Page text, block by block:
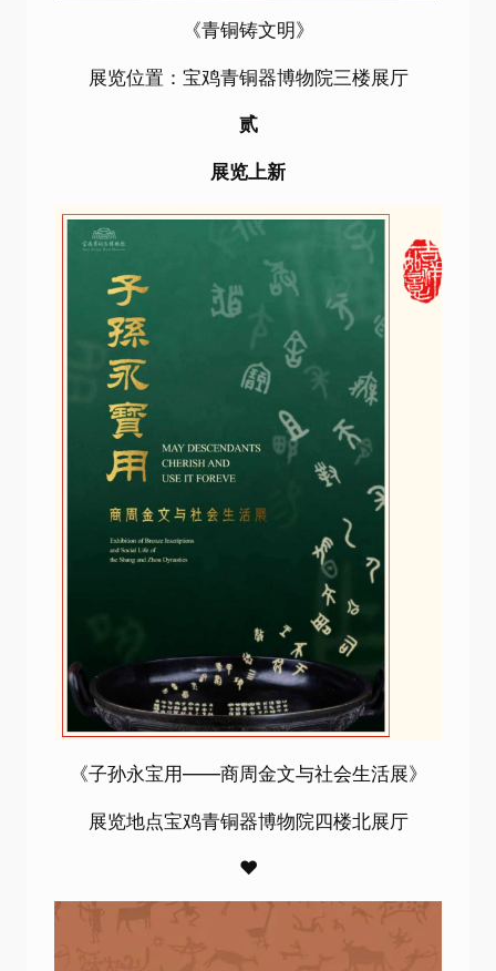
《青铜铸文明》
展览位置：宝鸡青铜器博物院三楼展厅
贰
展览上新
《子孙永宝用——商周金文与社会生活展》
展览地点宝鸡青铜器博物院四楼北展厅
♥